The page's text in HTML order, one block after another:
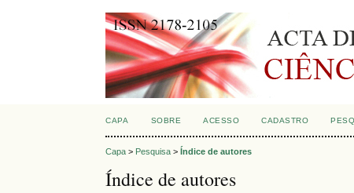
CAPA SOBRE ACESSO CADASTRO
Capa > Pesquisa >Índice de autores
Índice de autores